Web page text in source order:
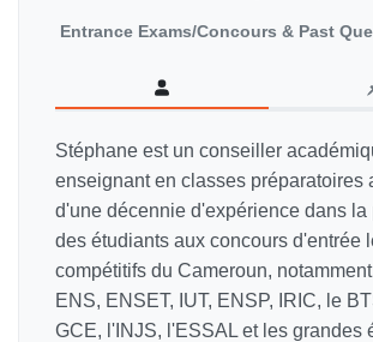
Entrance Exams/Concours & Past
Stéphane est un conseiller
enseignant en classes préparatoires
d'une décennie d'expérience dans la
des étudiants aux concours d'entrée
compétitifs du Cameroun,
ENS, ENSET, IUT, ENSP, IRIC, le
GCE, l'INJS, l'ESSAL et les grandes